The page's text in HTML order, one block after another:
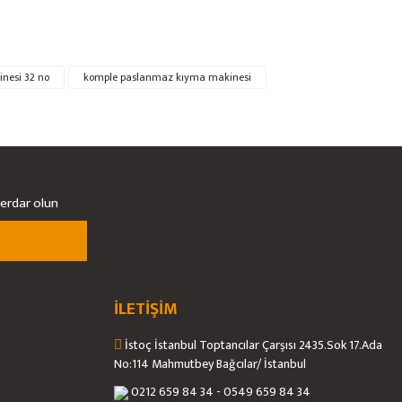
32 no
komple paslanmaz kıyma makinesi
olun
İLETİŞİM
İstoç İstanbul Toptancılar Çarşısı 2435.Sok 17.Ada
No:114 Mahmutbey Bağcılar/ İstanbul
0212 659 84 34 - 0549 659 84 34